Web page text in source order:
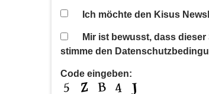
Ich möchte den Kisus
Mir ist bewusst, dass
stimme den
Code eingeben: